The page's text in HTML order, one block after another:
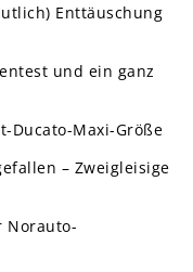
Enttäuschung
und ein ganz
Ducato-Maxi-Größe
– Zweigleisige
Norauto-